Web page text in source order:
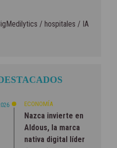
/hospitales /IA
ECONOMÍA
Nazca invierte en
Aldous, la marca
nativa digital líder